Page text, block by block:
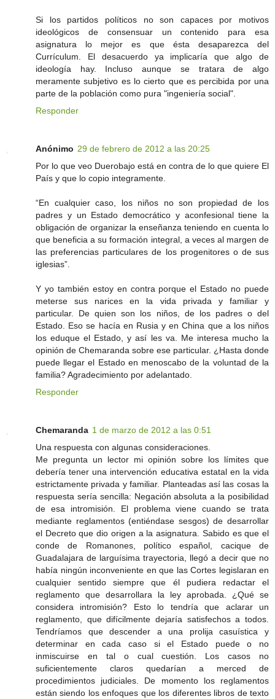
Si los partidos políticos no son capaces por motivos
ideológicos de consensuar un contenido para esa
asignatura lo mejor es que ésta desaparezca del
Currículum. El desacuerdo ya implicaría que algo de
ideología hay. Incluso aunque se tratara de algo
meramente subjetivo es lo cierto que es percibida por una
parte de la población como pura "ingeniería social".
Responder
Anónimo 29 de febrero de 2012 a las 20:25
Por lo que veo Duerobajo está en contra de lo que quiere El
País y que lo copio integramente.
“En cualquier caso, los niños no son propiedad de los
padres y un Estado democrático y aconfesional tiene la
obligación de organizar la enseñanza teniendo en cuenta lo
que beneficia a su formación integral, a veces al margen de
las preferencias particulares de los progenitores o de sus
iglesias”.
Y yo también estoy en contra porque el Estado no puede
meterse sus narices en la vida privada y familiar y
particular. De quien son los niños, de los padres o del
Estado. Eso se hacía en Rusia y en China que a los niños
los eduque el Estado, y así les va. Me interesa mucho la
opinión de Chemaranda sobre ese particular. ¿Hasta donde
puede llegar el Estado en menoscabo de la voluntad de la
familia? Agradecimiento por adelantado.
Responder
Chemaranda 1 de marzo de 2012 a las 0:51
Una respuesta con algunas consideraciones.
Me pregunta un lector mi opinión sobre los límites que
debería tener una intervención educativa estatal en la vida
estrictamente privada y familiar. Planteadas así las cosas la
respuesta sería sencilla: Negación absoluta a la posibilidad
de esa intromisión. El problema viene cuando se trata
mediante reglamentos (entiéndase sesgos) de desarrollar
el Decreto que dio origen a la asignatura. Sabido es que el
conde de Romanones, político español, cacique de
Guadalajara de larguísima trayectoria, llegó a decir que no
había ningún inconveniente en que las Cortes legislaran en
cualquier sentido siempre que él pudiera redactar el
reglamento que desarrollara la ley aprobada. ¿Qué se
considera intromisión? Esto lo tendría que aclarar un
reglamento, que difícilmente dejaría satisfechos a todos.
Tendríamos que descender a una prolija casuística y
determinar en cada caso si el Estado puede o no
inmiscuirse en tal o cual cuestión. Los casos no
suficientemente claros quedarían a merced de
procedimientos judiciales. De momento los reglamentos
están siendo los enfoques que los diferentes libros de texto